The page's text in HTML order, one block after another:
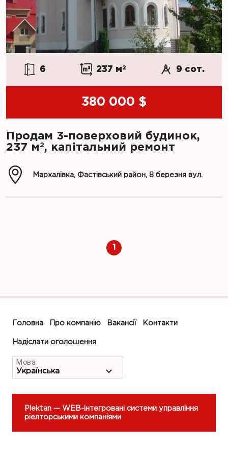
6 237 м2 9 сот.
380 000 $
Продам 3-поверховий будинок,
237 м2, капітальний ремонт
Мархалівка, Фастівський район, 8 березня вул.
1
Головна Про компанію Вакансії Контакти
Надіслати оголошення
Мова
Plektan — WEB-інтегровані системи управління
ріелторськими компаніями